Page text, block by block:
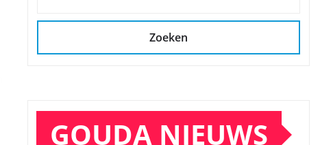
Zoeken
GOUDA NIEUWS